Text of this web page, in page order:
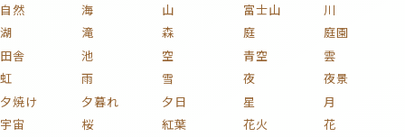
自然
海 山 富士山
川
湖
滝 森 庭
庭園
田舎
池 空 青空
雲
虹
雨 雪 夜
夜景
夕焼け
夕暮れ 夕日 星
月
宇宙
桜 紅葉 花火
花